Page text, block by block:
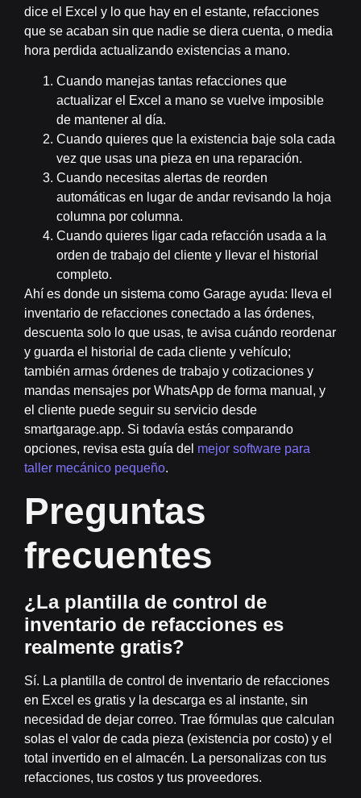
dice el Excel y lo que hay en el estante, refacciones
que se acaban sin que nadie se diera cuenta, o media
hora perdida actualizando existencias a mano.
Cuando manejas tantas refacciones que
actualizar el Excel a mano se vuelve imposible
de mantener al día.
Cuando quieres que la existencia baje sola cada
vez que usas una pieza en una reparación.
Cuando necesitas alertas de reorden
automáticas en lugar de andar revisando la hoja
columna por columna.
Cuando quieres ligar cada refacción usada a la
orden de trabajo del cliente y llevar el historial
completo.
Ahí es donde un sistema como Garage ayuda: lleva el
inventario de refacciones conectado a las órdenes,
descuenta solo lo que usas, te avisa cuándo reordenar
y guarda el historial de cada cliente y vehículo;
también armas órdenes de trabajo y cotizaciones y
mandas mensajes por WhatsApp de forma manual, y
el cliente puede seguir su servicio desde
smartgarage.app. Si todavía estás comparando
opciones, revisa esta guía del mejor software para
taller mecánico pequeño.
Preguntas
frecuentes
¿La plantilla de control de
inventario de refacciones es
realmente gratis?
Sí. La plantilla de control de inventario de refacciones
en Excel es gratis y la descarga es al instante, sin
necesidad de dejar correo. Trae fórmulas que calculan
solas el valor de cada pieza (existencia por costo) y el
total invertido en el almacén. La personalizas con tus
refacciones, tus costos y tus proveedores.